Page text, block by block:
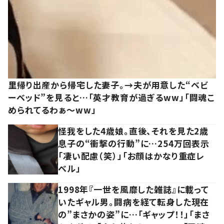
里帰り出産から帰宅した妻子。→夫が用意した“ベビ
ーベッド”を見ると…「英才教育が過ぎるww」「闘魂こ
められてるわぁ～ww」
怪我をした4歳娘。直後、それを見た2歳
息子の“衝撃の行動”に…254万回表示
「凄い配慮（笑）」「お顔はかなり重症レ
ベル」
1998年『一世を風靡した雑誌』に載って
いたギャル男。闘病を経て転身した現在
の”まさかの姿”に…「ギャップ！！」「まさ